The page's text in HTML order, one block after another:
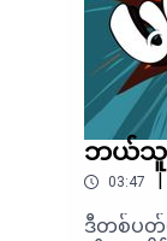
ဘယ်သူ
03:47 |
ဒီတစ်ပ